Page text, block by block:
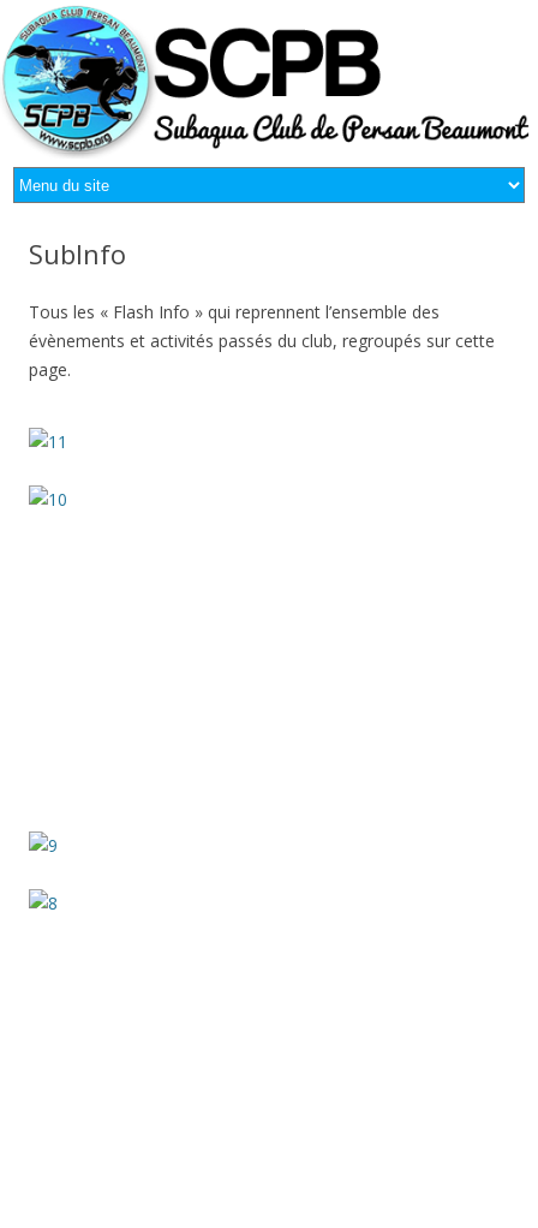
SubInfo
Tous les « Flash Info » qui reprennent l’ensemble des
évènements et activités passés du club, regroupés sur cette
page.